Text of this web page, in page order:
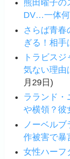
熊田曜子の
DV…一体何
さらば青春
ぎる！相手
トラビス
気ない理由
月29日)
ラランド・
や横領？彼
ノーベル
作被害で暴
女性ハーフ